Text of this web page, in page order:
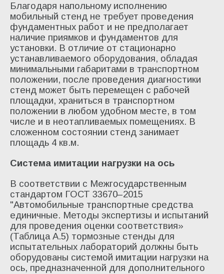
Благодаря напольному исполнению
мобильный стенд не требует проведения
фундаментных работ и не предполагает
наличие приямков и фундаментов для
установки. В отличие от стационарно
устанавливаемого оборудования, обладая
минимальными габаритами в транспортном
положении, после проведения диагностики
стенд может быть перемещен с рабочей
площадки, храниться в транспортном
положении в любом удобном месте, в том
числе и в неотапливаемых помещениях. В
сложенном состоянии стенд занимает
площадь 4 кв.м.
Система имитации нагрузки на ось
В соответствии с Межгосударственным
стандартом ГОСТ 33670–2015
"Автомобильные транспортные средства
единичные. Методы экспертизы и испытаний
для проведения оценки соответствия»
(Таблица А.5) тормозные стенды для
испытательных лабораторий должны быть
оборудованы системой имитации нагрузки на
ось, предназначенной для дополнительного